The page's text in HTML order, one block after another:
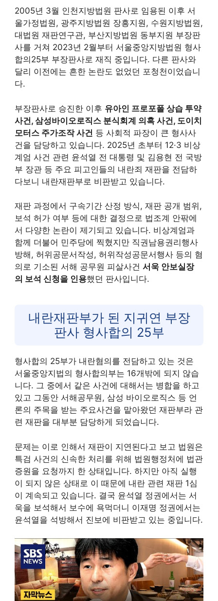
2005년 3월 인천지방법원 판사로 임용된 이후 서
울가정법원, 광주지방법원 장흥지원, 수원지방법원,
대법원 재판연구관, 부산지방법원 동부지원 부장판
사를 거쳐 2023년 2월부터 서울중앙지방법원 형사
합의25부 부장판사로 재직 중입니다. 다른 판사와
달리 이전에는 흔한 논란도 없었던 포청천이었습니
다.
부장판사로 승진한 이후 유아인 프로포폴 상습 투약
사건, 삼성바이오로직스 분식회계 의혹 사건, 도이치
모터스 주가조작 사건 등 사회적 파장이 큰 형사사
건을 담당하고 있습니다. 2025년 초부터 12·3 비상
계엄 사건 관련 윤석열 전 대통령 및 김용현 전 국방
부 장관 등 주요 피고인들의 내란죄 재판을 전담하
다보니 내란재판부로 비판받고 있습니다.
재판 과정에서 구속기간 산정 방식, 재판 공개 범위,
보석 허가 여부 등에 대한 결정으로 법조계 안팎에
서 다양한 논란이 제기되고 있습니다. 비상계엄과
함께 더불어 민주당에 찍혔지만 직권남용권리행사
방해, 허위공문서작성, 허위작성공문서행사 등의 혐
의로 기소된 서해 공무원 피살사건 서욱 안보실장
의 보석 신청을 인용했던 판사입니다.
내란재판부가 된 지귀연 부장
판사 형사합의 25부
형사합의 25부가 내란혐의를 전담하고 있는 것은
서울중앙지법의 형사합의부는 16개밖에 되지 않습
니다. 그 중에서 같은 사건에 대해서는 병합을 하고
있고 그동안 서해공무원, 삼성 바이오로직스 등 언
론의 주목을 받는 주요사건을 맡아왔던 재판부라 관
련 재판을 대부분 담당하게 되었습니다.
문제는 이로 인해서 재판이 지연된다고 보고 법원은
특검 사건의 신속한 처리를 위해 법원행정처에 법관
증원을 요청까지 한 상태입니다. 하지만 아직 실행
이 되지 않은 상태로 이 때문에 내란 관련 재판 1심
이 계속되고 있습니다. 결국 윤석열 정권에서는 서
욱을 보석해서 보수에 욕먹더니 이재명 정권에서는
윤석열을 석방해서 진보에 비판받고 있는 중입니다.